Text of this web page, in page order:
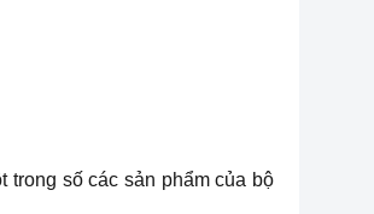
số các sản phẩm của bộ